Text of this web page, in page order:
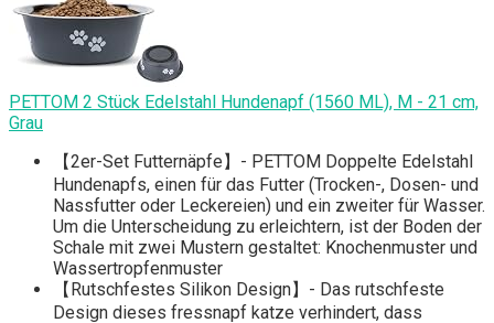
PETTOM 2 Stück Edelstahl Hundenapf (1560 ML), M - 21 cm,
Grau
【2er-Set Futternäpfe】- PETTOM Doppelte Edelstahl
Hundenapfs, einen für das Futter (Trocken-, Dosen- und
Nassfutter oder Leckereien) und ein zweiter für Wasser.
Um die Unterscheidung zu erleichtern, ist der Boden der
Schale mit zwei Mustern gestaltet: Knochenmuster und
Wassertropfenmuster
【Rutschfestes Silikon Design】- Das rutschfeste
Design dieses fressnapf katze verhindert, dass